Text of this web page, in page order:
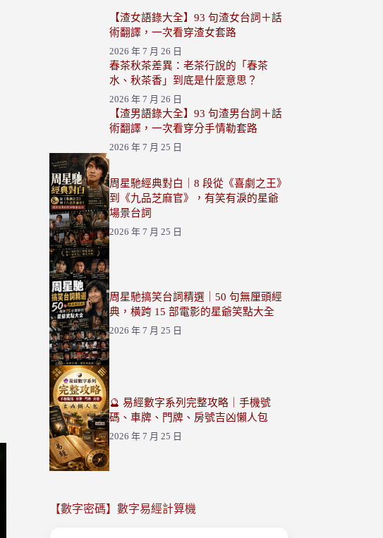
【渣女語錄大全】93 句渣女台詞＋話
術翻譯，一次看穿渣女套路
2026 年 7 月 26 日
春茶秋茶差異：老茶行說的「春茶
水、秋茶香」到底是什麼意思？
2026 年 7 月 26 日
【渣男語錄大全】93 句渣男台詞＋話
術翻譯，一次看穿分手情勒套路
2026 年 7 月 25 日
周星馳經典對白｜8 段從《喜劇之王》
到《九品芝麻官》，有笑有淚的星爺
場景台詞
2026 年 7 月 25 日
周星馳搞笑台詞精選｜50 句無厘頭經
典，橫跨 15 部電影的星爺笑點大全
2026 年 7 月 25 日
🔮 易經數字系列完整攻略｜手機號
碼、車牌、門牌、房號吉凶懶人包
2026 年 7 月 25 日
【數字密碼】數字易經計算機